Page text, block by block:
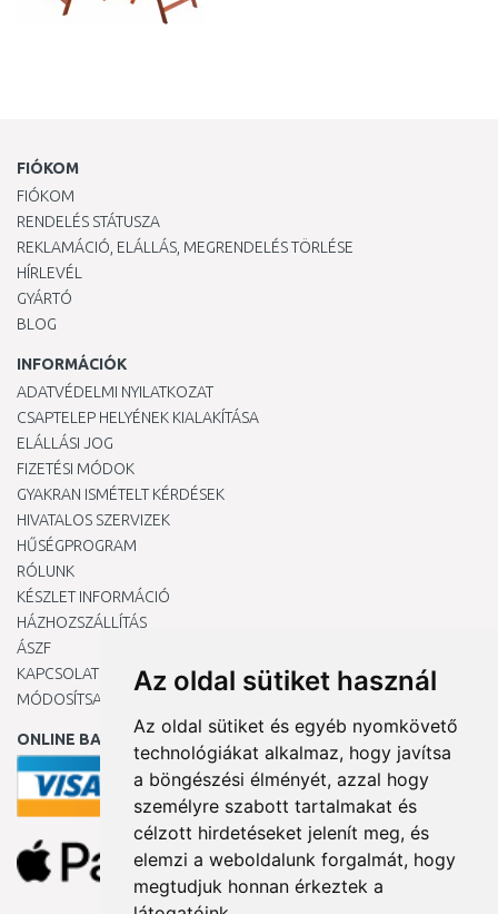
Az oldal sütiket használ
Az oldal sütiket és egyéb nyomkövető
technológiákat alkalmaz, hogy javítsa
a böngészési élményét, azzal hogy
személyre szabott tartalmakat és
célzott hirdetéseket jelenít meg, és
elemzi a weboldalunk forgalmát, hogy
megtudjuk honnan érkeztek a
FIÓKOM
FIÓKOM
RENDELÉS STÁTUSZA
REKLAMÁCIÓ, ELÁLLÁS, MEGRENDELÉS TÖRLÉSE
HÍRLEVÉL
GYÁRTÓ
BLOG
INFORMÁCIÓK
ADATVÉDELMI NYILATKOZAT
CSAPTELEP HELYÉNEK KIALAKÍTÁSA
ELÁLLÁSI JOG
FIZETÉSI MÓDOK
GYAKRAN ISMÉTELT KÉRDÉSEK
HIVATALOS SZERVIZEK
HŰSÉGPROGRAM
RÓLUNK
KÉSZLET INFORMÁCIÓ
HÁZHOZSZÁLLÍTÁS
ÁSZF
KAPCSOLAT
MÓDOSÍTSA A COOKIE-BEÁLLÍTÁSAIMAT
ONLINE BANKKÁRTYÁVAL